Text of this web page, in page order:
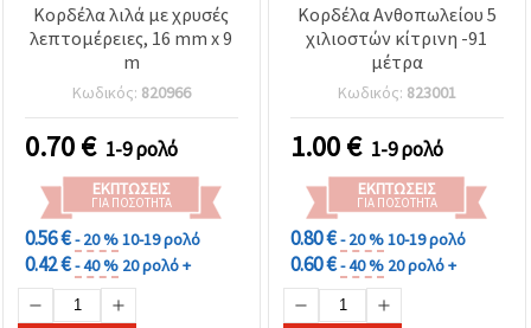
Κορδέλα λιλά με χρυσές
λεπτομέρειες, 16 mm x 9
m
Κωδικός: 820966
0.70€ 1-9 ρολό
ΕΚΠΤΏΣΕΙΣ
ΓΙΑ ΠΟΣΌΤΗΤΑ
0.56 €- 20 %10-19 ρολό
0.42 €- 40 % 20 ρολό +
Κορδέλα Ανθοπωλείου 5
χιλιοστών κίτρινη -91
μέτρα
Κωδικός: 823001
1.00€ 1-9 ρολό
ΕΚΠΤΏΣΕΙΣ
ΓΙΑ ΠΟΣΌΤΗΤΑ
0.80 €- 20 %10-19 ρολό
0.60 €- 40 % 20 ρολό +